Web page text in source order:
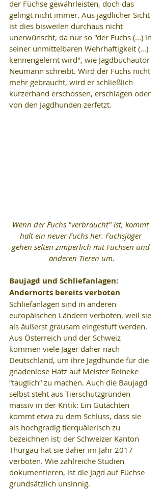
der Füchse gewährleisten, doch das
gelingt nicht immer. Aus jagdlicher Sicht
ist dies bisweilen durchaus nicht
unerwünscht, da nur so "der Fuchs (...) in
seiner unmittelbaren Wehrhaftigkeit (...)
kennengelernt wird", wie Jagdbuchautor
Neumann schreibt. Wird der Fuchs nicht
mehr gebraucht, wird er schließlich
kurzerhand erschossen, erschlagen oder
von den Jagdhunden zerfetzt.
Wenn der Fuchs "verbraucht" ist, kommt
halt ein neuer Fuchs her. Fuchsjäger
gehen selten zimperlich mit Füchsen und
anderen Tieren um.
Baujagd und Schliefanlagen:
Andernorts bereits verboten
Schliefanlagen sind in anderen
europäischen Ländern verboten, weil sie
als äußerst grausam eingestuft werden.
Aus Österreich und der Schweiz
kommen viele Jäger daher nach
Deutschland, um ihre Jagdhunde für die
gnadenlose Hatz auf Meister Reineke
“tauglich“ zu machen. Auch die Baujagd
selbst steht aus Tierschutzgründen
massiv in der Kritik: Ein Gutachten
kommt etwa zu dem Schluss, dass sie
als hochgradig tierquälerisch zu
bezeichnen ist; der Schweizer Kanton
Thurgau hat sie daher im Jahr 2017
verboten. Wie zahlreiche Studien
dokumentieren, ist die Jagd auf Füchse
grundsätzlich unsinnig.